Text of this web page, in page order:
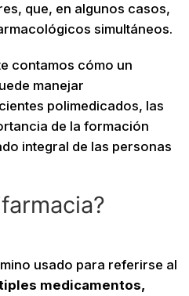
que, en algunos casos,
simultáneos.
contamos cómo un
manejar
polimedicados, las
de la formación
integral de las personas
usado para referirse al
medicamentos,